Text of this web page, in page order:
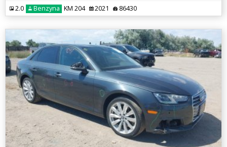
2.0 Benzyna KM 204 2021 86430